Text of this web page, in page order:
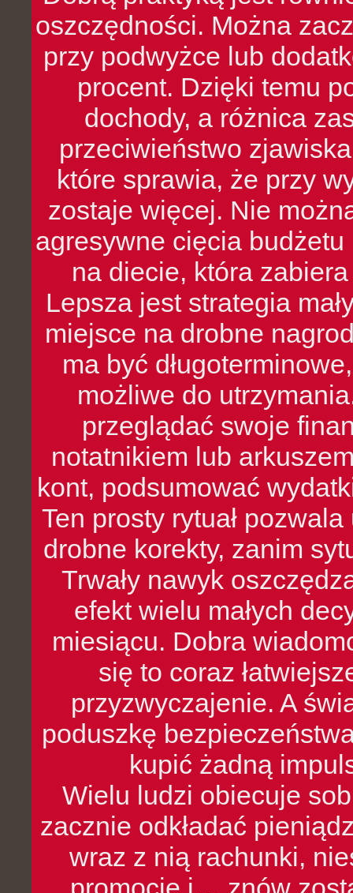
oszczędności. Można
przy podwyżce lub
procent. Dzięki temu
dochody, a różnica
przeciwieństwo
które sprawia, że przy
zostaje więcej. Nie
agresywne cięcia
na diecie, która
Lepsza jest strategia
miejsce na drobne
ma być
możliwe do
przeglądać swoje
notatnikiem lub
kont, podsumować
Ten prosty rytuał
drobne korekty, zanim
Trwały nawyk
efekt wielu małych
miesiącu. Dobra
się to coraz
przyzwyczajenie. A
poduszkę
kupić żadną
Wielu ludzi obiecuje
zacznie odkładać
wraz z nią rachunki,